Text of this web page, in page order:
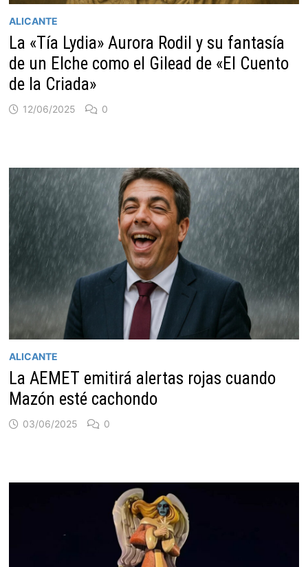
ALICANTE
La «Tía Lydia» Aurora Rodil y su fantasía
de un Elche como el Gilead de «El Cuento
de la Criada»
12/06/2025 0
ALICANTE
La AEMET emitirá alertas rojas cuando
Mazón esté cachondo
03/06/2025 0